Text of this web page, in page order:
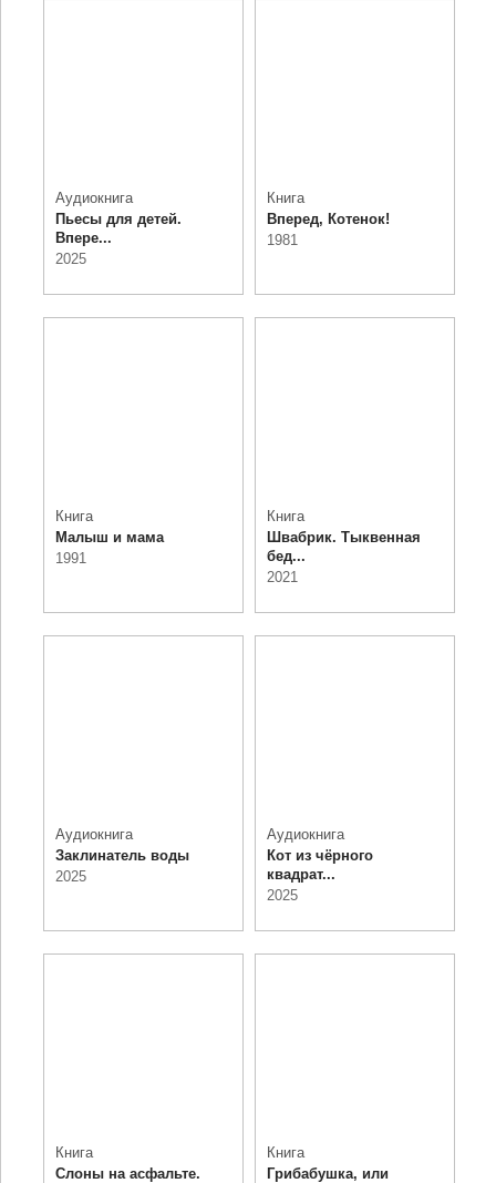
Аудиокнига
Пьесы для детей.
Впере...
2025
Книга
Вперед, Котенок!
1981
Книга
Малыш и мама
1991
Книга
Швабрик. Тыквенная
бед...
2021
Аудиокнига
Заклинатель воды
2025
Аудиокнига
Кот из чёрного
квадрат...
2025
Книга
Слоны на асфальте.
Книга
Грибабушка, или